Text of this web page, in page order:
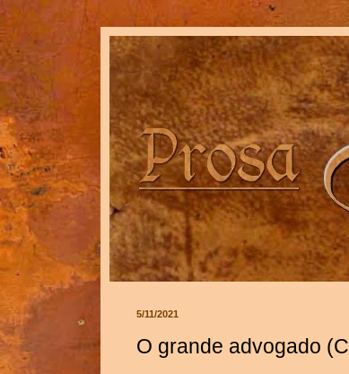
5/11/2021
O grande advogado